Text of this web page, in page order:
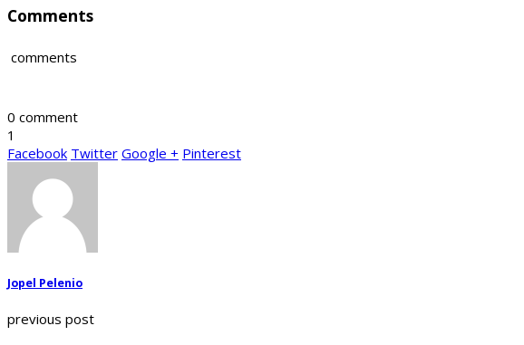
Comments
comments
0 comment
1
Facebook Twitter Google + Pinterest
Jopel Pelenio
previous post